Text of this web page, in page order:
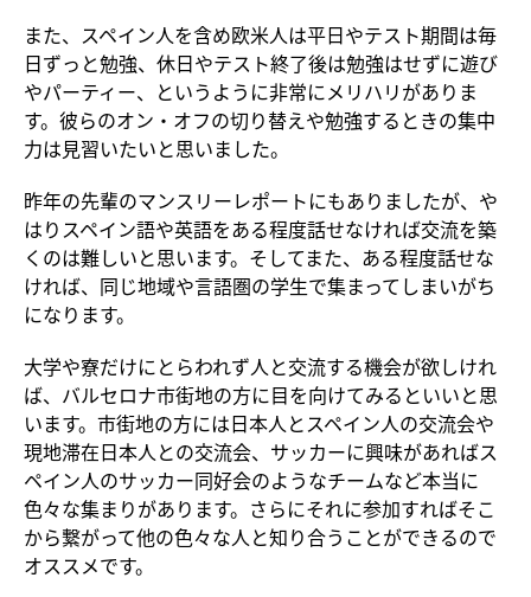
また、スペイン人を含め欧米人は平日やテスト期間は毎
日ずっと勉強、休日やテスト終了後は勉強はせずに遊び
やパーティー、というように非常にメリハリがありま
す。彼らのオン・オフの切り替えや勉強するときの集中
力は見習いたいと思いました。
昨年の先輩のマンスリーレポートにもありましたが、や
はりスペイン語や英語をある程度話せなければ交流を築
くのは難しいと思います。そしてまた、ある程度話せな
ければ、同じ地域や言語圏の学生で集まってしまいがち
になります。
大学や寮だけにとらわれず人と交流する機会が欲しけれ
ば、バルセロナ市街地の方に目を向けてみるといいと思
います。市街地の方には日本人とスペイン人の交流会や
現地滞在日本人との交流会、サッカーに興味があればス
ペイン人のサッカー同好会のようなチームなど本当に
色々な集まりがあります。さらにそれに参加すればそこ
から繋がって他の色々な人と知り合うことができるので
オススメです。